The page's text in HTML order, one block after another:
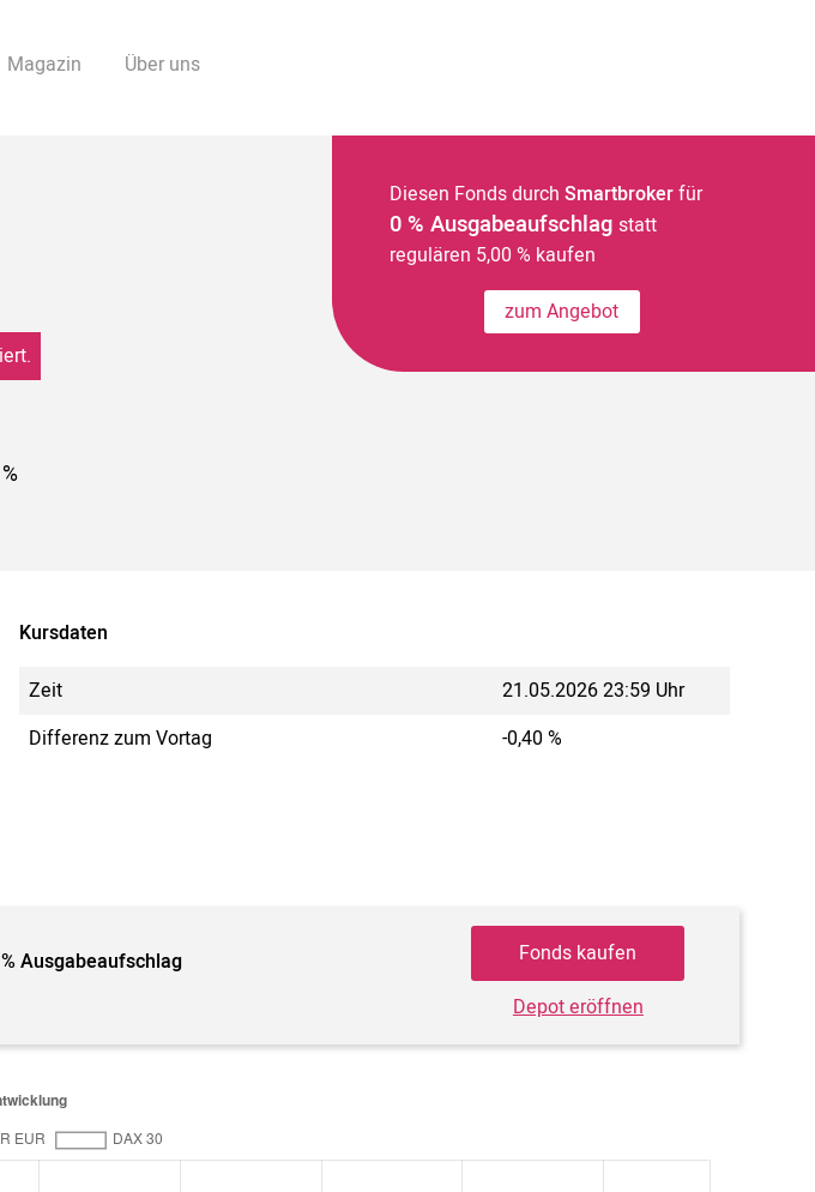
Magazin Über uns
Diesen Fonds durch Smartbrokerfür
0 % Ausgabeaufschlag statt
regulären 5,00 % kaufen
zum Angebot
Kursdaten
Zeit
21.05.2026 23:59 Uhr
Differenz zum Vortag
-0,40 %
Ausgabeaufschlag
Fonds kaufen
Depot eröffnen